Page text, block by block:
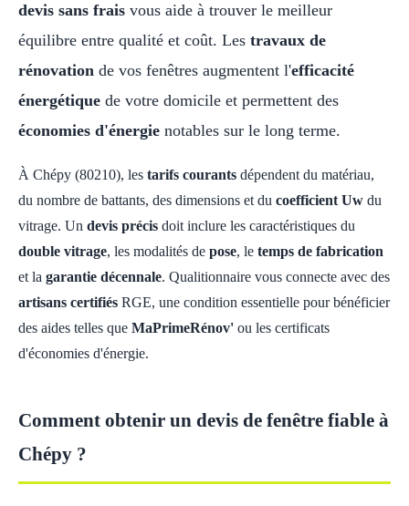
devis sans frais vous aide à trouver le meilleur
équilibre entre qualité et coût. Les travaux de
rénovation de vos fenêtres augmentent l'efficacité
énergétique de votre domicile et permettent des
économies d'énergie notables sur le long terme.
À Chépy (80210), les tarifs courants dépendent du matériau,
du nombre de battants, des dimensions et du coefficient Uw du
vitrage. Un devis précis doit inclure les caractéristiques du
double vitrage, les modalités de pose, le temps de fabrication
et la garantie décennale. Qualitionnaire vous connecte avec des
artisans certifiés RGE, une condition essentielle pour bénéficier
des aides telles que MaPrimeRénov' ou les certificats
d'économies d'énergie.
Comment obtenir un devis de fenêtre fiable à
Chépy ?